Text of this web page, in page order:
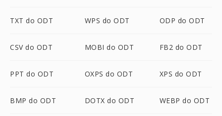
TXT do ODT WPS do ODT ODP do ODT
CSV do ODT MOBI do ODT FB2 do ODT
PPT do ODT OXPS do ODT XPS do ODT
BMP do ODT DOTX do ODT WEBP do ODT